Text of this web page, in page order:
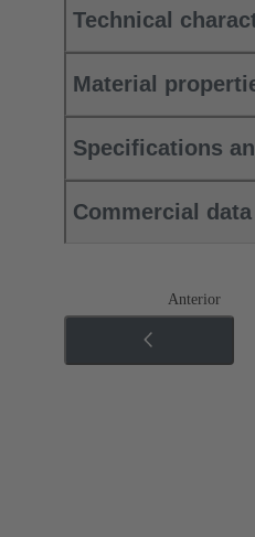
Technical
Material
Specifications
Commercial data
Anterior